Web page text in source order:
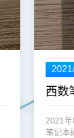
西数
2021
笔记本